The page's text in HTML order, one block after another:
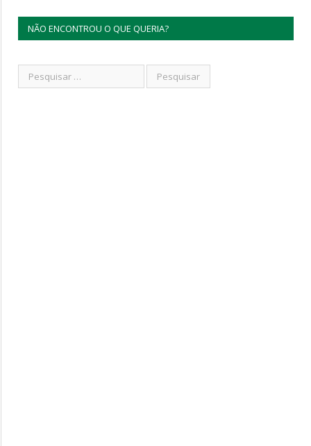
NÃO ENCONTROU O QUE QUERIA?